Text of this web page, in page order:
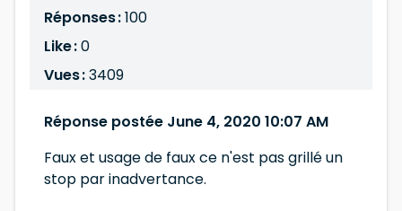
Réponses :100
Like :0
Vues :3409
Réponse postée June 4, 2020 10:07 AM
Faux et usage de faux ce n'est pas grillé un
stop par inadvertance.